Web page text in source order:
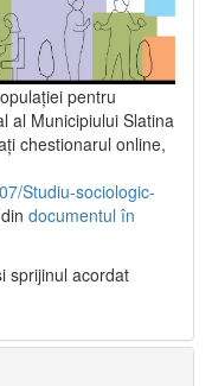
pentru
al Municipiului Slatina
chestionarul online,
Studiu-sociologic-
documentul în
sprijinul acordat